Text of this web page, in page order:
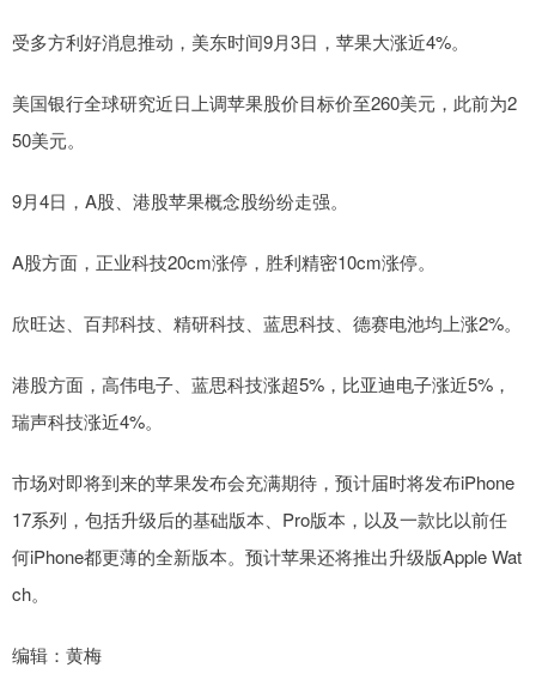
受多方利好消息推动，美东时间9月3日，苹果大涨近4%。
美国银行全球研究近日上调苹果股价目标价至260美元，此前为2
50美元。
9月4日，A股、港股苹果概念股纷纷走强。
A股方面，正业科技20cm涨停，胜利精密10cm涨停。
欣旺达、百邦科技、精研科技、蓝思科技、德赛电池均上涨2%。
港股方面，高伟电子、蓝思科技涨超5%，比亚迪电子涨近5%，
瑞声科技涨近4%。
市场对即将到来的苹果发布会充满期待，预计届时将发布iPhone
17系列，包括升级后的基础版本、Pro版本，以及一款比以前任
何iPhone都更薄的全新版本。预计苹果还将推出升级版Apple Wat
ch。
编辑：黄梅